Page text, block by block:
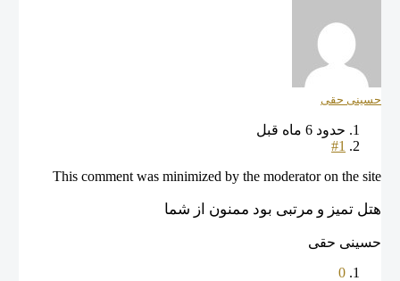
حسینی حقی
حدود 6 ماه قبل
#1
This comment was minimized by the moderator on the site
هتل تمیز و مرتبی بود ممنون از شما
حسینی حقی
0